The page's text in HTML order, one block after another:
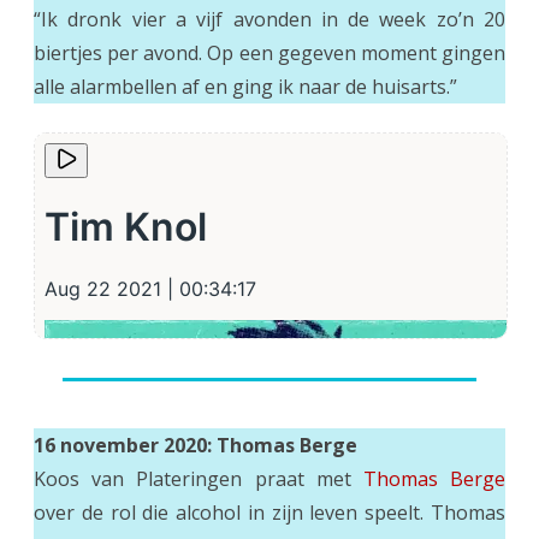
“Ik dronk vier a vijf avonden in de week zo’n 20
biertjes per avond. Op een gegeven moment gingen
alle alarmbellen af en ging ik naar de huisarts.”
16 november 2020: Thomas Berge
Koos van Plateringen praat met Thomas Berge
over de rol die alcohol in zijn leven speelt. Thomas